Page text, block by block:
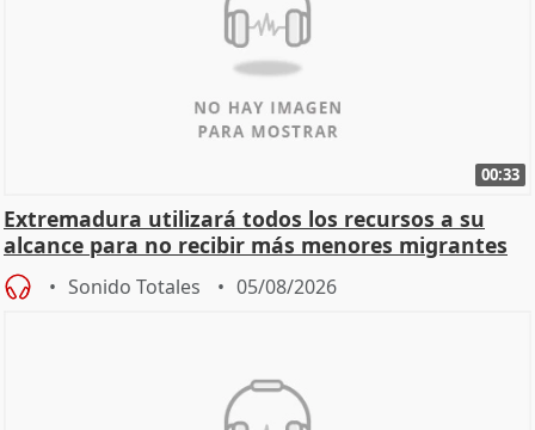
00:33
Extremadura utilizará todos los recursos a su
alcance para no recibir más menores migrantes
Sonido Totales 05/08/2026